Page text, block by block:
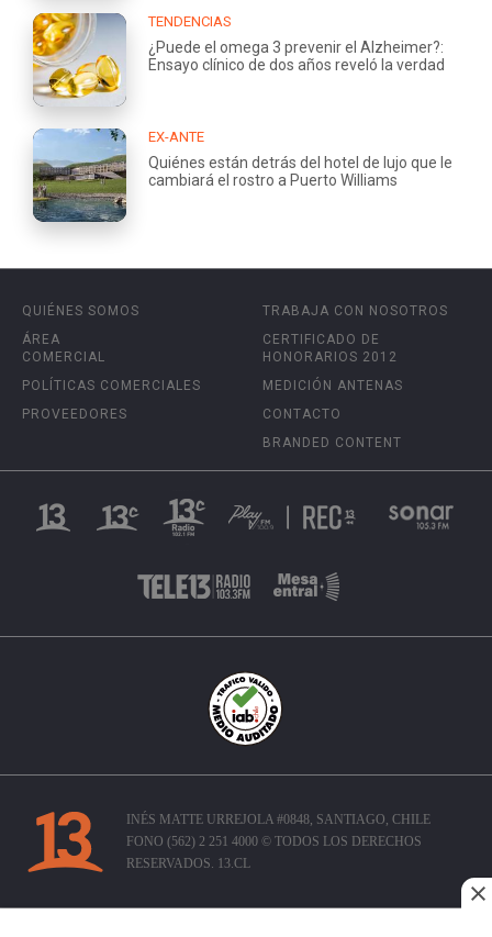
TENDENCIAS
¿Puede el omega 3 prevenir el Alzheimer?:
Ensayo clínico de dos años reveló la verdad
EX-ANTE
Quiénes están detrás del hotel de lujo que le
cambiará el rostro a Puerto Williams
QUIÉNES SOMOS
ÁREA
COMERCIAL
POLÍTICAS COMERCIALES
PROVEEDORES
TRABAJA CON NOSOTROS
CERTIFICADO DE
HONORARIOS 2012
MEDICIÓN ANTENAS
CONTACTO
BRANDED CONTENT
INÉS MATTE URREJOLA #0848, SANTIAGO, CHILE
FONO (562) 2 251 4000 © TODOS LOS DERECHOS
RESERVADOS. 13.CL